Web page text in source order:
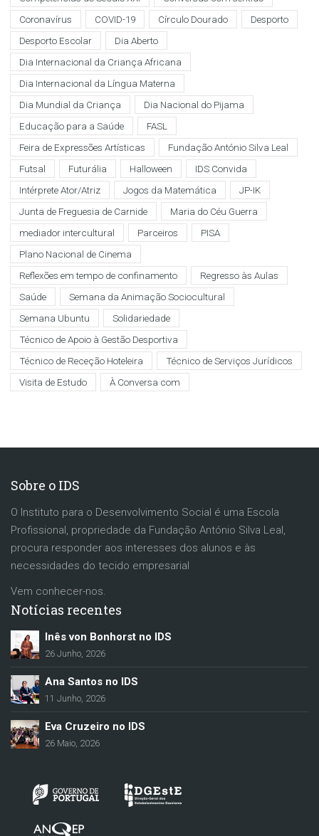
Coronavírus
COVID-19 Círculo Dourado
Desporto
Desporto Escolar
Dia Aberto
Dia Internacional da Criança Africana
Dia Internacional da Língua Materna
Dia Mundial da Criança
Dia Nacional do Pijama
Educação para a Saúde
FASL
Feira de Expressões Artísticas
Fundação António Silva Leal
Futsal
Futurália Halloween
IDS Convida
Intérprete Ator/Atriz
Jogos da Matemática
JP-IK
Junta de Freguesia de Carnide
Maria do Céu Guerra
mediador intercultural
Parceiros
PISA
Plano Nacional de Cinema
Reflexões em tempo de confinamento
Regresso às Aulas
Saúde
Semana da Animação Sociocultural
Semana Ubuntu
Solidariedade
Técnico de Apoio à Gestão Desportiva
Técnico de Receção Hoteleira
Técnico de Serviços Jurídicos
Visita de Estudo
À Conversa com
Sobre o IDS
O Instituto para o Desenvolvimento Social é uma Escola
Profissional, propriedade da Fundação António Silva Leal,
procura responder aos interesses dos alunos e às
necessidades do tecido empresarial
Vem conhecer-nos.
Notícias recentes
Inês von Bonhorst no IDS
26 Junho, 2026
Ana Santos no IDS
11 Junho, 2026
Eva Cruzeiro no IDS
26 Maio, 2026